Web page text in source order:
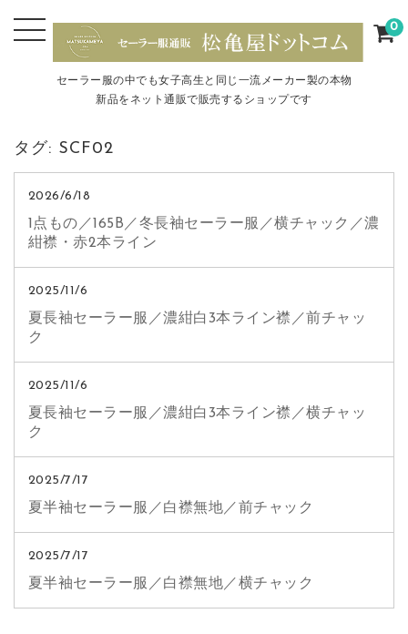
セーラー服の中でも女子高生と同じ一流メーカー製の本物
新品をネット通販で販売するショップです
0
タグ: SCF02
2026/6/18
1点もの／165B／冬長袖セーラー服／横チャック／濃
紺襟・赤2本ライン
2025/11/6
夏長袖セーラー服／濃紺白3本ライン襟／前チャッ
ク
2025/11/6
夏長袖セーラー服／濃紺白3本ライン襟／横チャッ
ク
2025/7/17
夏半袖セーラー服／白襟無地／前チャック
2025/7/17
夏半袖セーラー服／白襟無地／横チャック